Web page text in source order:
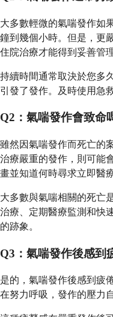
大多數輕微的氣喘發作如
鐘到幾個小時。但是，更
住院治療才能得到妥善管理
持續時間通常取決於您多
引發了發作。及時使用急
Q2：氣喘發作會致命
雖然因氣喘發作而死亡的
治療嚴重的發作，則可能
畫並知道何時尋求立即醫
大多數與氣喘相關的死亡
治療、定期醫療監測和快
的跡象。
Q3：氣喘發作後感到
是的，氣喘發作後感到疲
在努力呼吸，發作的壓力